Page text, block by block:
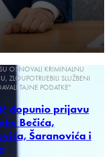
OSNOVALI KRIMINALNU
ZLOUPOTRIJEBILI SLUŽBENI
TAJNE PODATKE"
dopunio prijavu
Bečića,
Šaranovića i